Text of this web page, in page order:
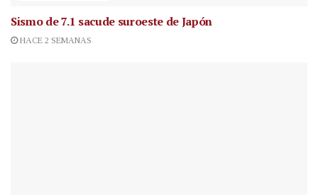
Sismo de 7.1 sacude suroeste de Japón
HACE 2 SEMANAS